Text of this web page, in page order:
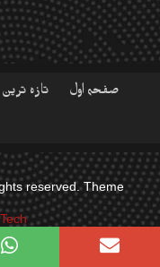
صفحہ اول تازہ ترین
reserved. Theme